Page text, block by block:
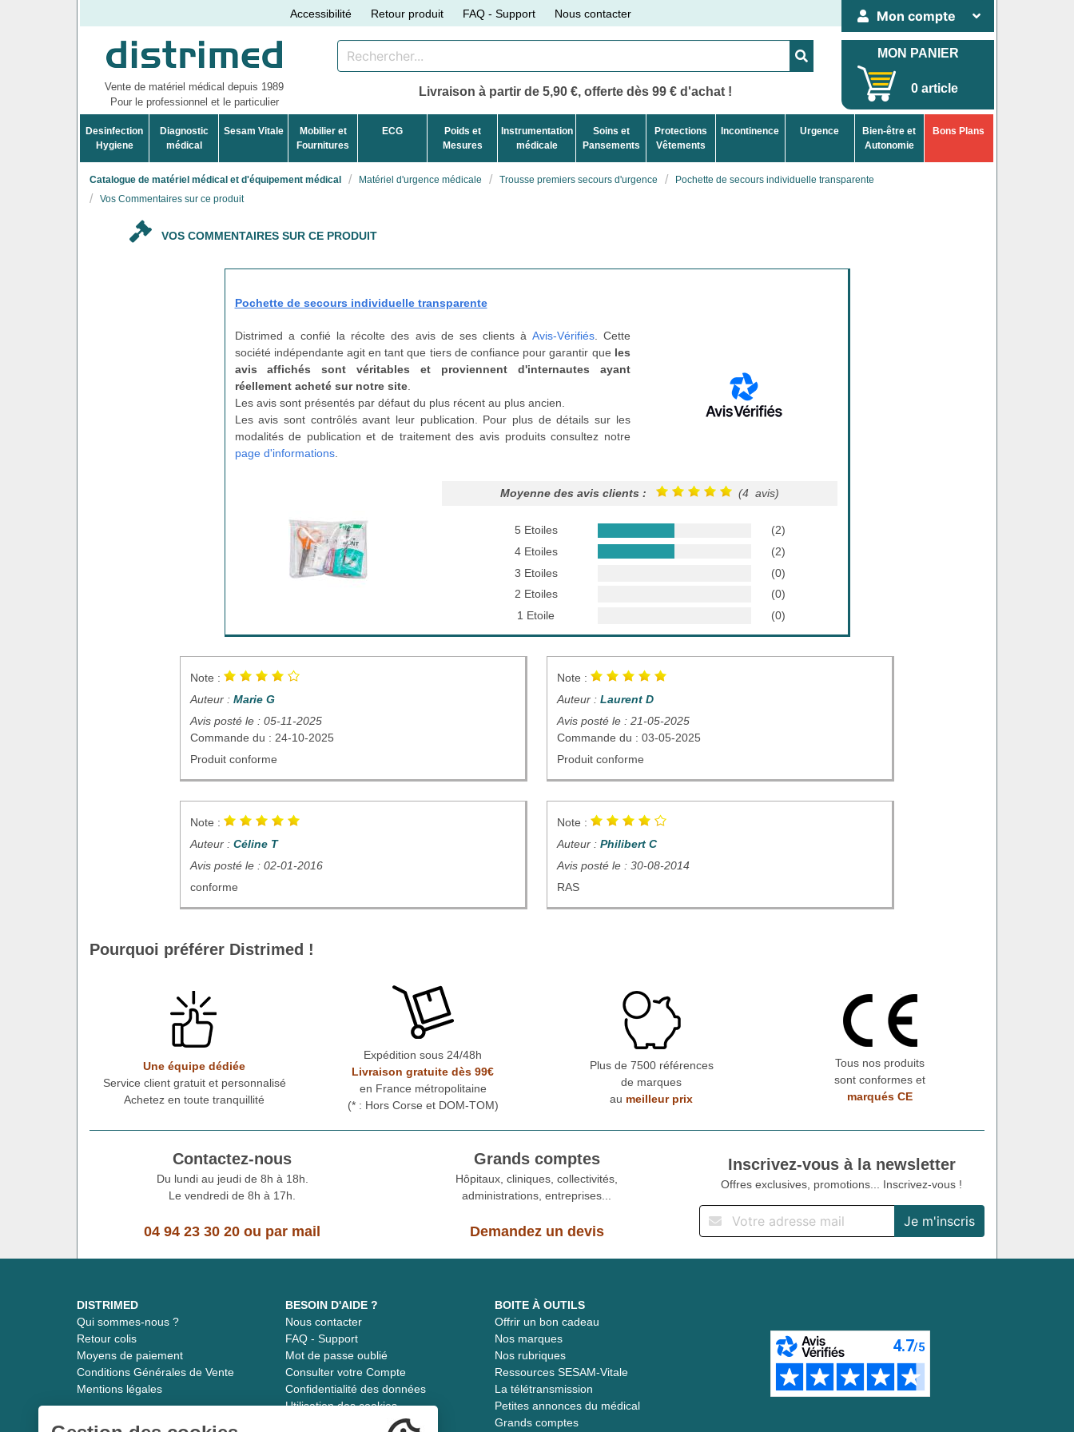
Accessibilité Retour produit FAQ - Support Nous contacter Mon compte
Vente de matériel médical depuis 1989
Pour le professionnel et le particulier
Livraison à partir de 5,90 €, offerte dès 99 € d'achat !
MON PANIER
0 article
Desinfection
Hygiene
Diagnostic
médical
Sesam Vitale
Mobilier et
Fournitures
ECG
Poids et
Mesures
Instrumentation
médicale
Soins et
Pansements
Protections
Vêtements
Incontinence Urgence
Bien-être et
Autonomie
Bons Plans
Catalogue de matériel médical et d'équipement médical Matériel d'urgence médicale Trousse premiers secours d'urgence
Pochette de secours individuelle transparente
Vos Commentaires sur ce produit
VOS COMMENTAIRES SUR CE PRODUIT
Pochette de secours individuelle transparente
Distrimed a confié la récolte des avis de ses clients à Avis-Vérifiés. Cette
société indépendante agit en tant que tiers de confiance pour garantir que les
avis affichés sont véritables et proviennent d'internautes ayant
réellement acheté sur notre site.
Les avis sont présentés par défaut du plus récent au plus ancien.
Les avis sont contrôlés avant leur publication. Pour plus de détails sur les
modalités de publication et de traitement des avis produits consultez notre
page d'informations.
Moyenne des avis clients : (4 avis)
5 Etoiles
(2)
4 Etoiles
(2)
3 Etoiles
(0)
2 Etoiles
(0)
1 Etoile
(0)
Note :
Auteur : Marie G
Avis posté le : 05-11-2025
Commande du : 24-10-2025
Produit conforme
Note :
Auteur : Laurent D
Avis posté le : 21-05-2025
Commande du : 03-05-2025
Produit conforme
Note :
Auteur : Céline T
Avis posté le : 02-01-2016
conforme
Note :
Auteur : Philibert C
Avis posté le : 30-08-2014
RAS
Pourquoi préférer Distrimed !
Une équipe dédiée
Service client gratuit et personnalisé
Achetez en toute tranquillité
Expédition sous 24/48h
Livraison gratuite dès 99€
en France métropolitaine
(* : Hors Corse et DOM-TOM)
Plus de 7500 références
de marques
au meilleur prix
Tous nos produits
sont conformes et
marqués CE
Contactez-nous
Du lundi au jeudi de 8h à 18h.
Le vendredi de 8h à 17h.
04 94 23 30 20 ou par mail
Grands comptes
Hôpitaux, cliniques, collectivités,
administrations, entreprises...
Demandez un devis
Inscrivez-vous à la newsletter
Offres exclusives, promotions... Inscrivez-vous !
DISTRIMED
Qui sommes-nous ?
Retour colis
Moyens de paiement
Conditions Générales de Vente
Mentions légales
BESOIN D'AIDE ?
Nous contacter
FAQ - Support
Mot de passe oublié
Consulter votre Compte
Confidentialité des données
Utilisation des cookies
BOITE À OUTILS
Offrir un bon cadeau
Nos marques
Nos rubriques
Ressources SESAM-Vitale
La télétransmission
Petites annonces du médical
Grands comptes